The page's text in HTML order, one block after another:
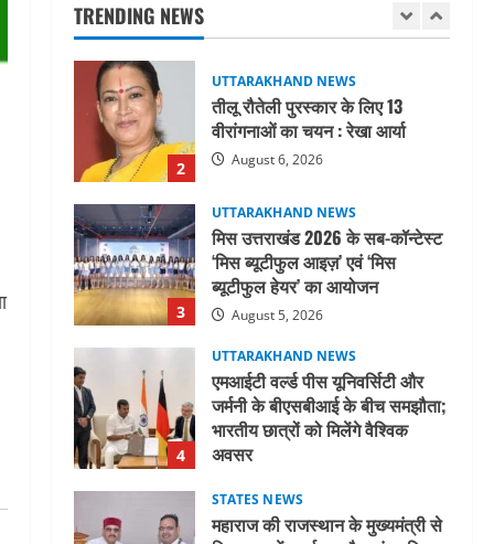
TRENDING NEWS
1
आपत्ति निस्तारण शिविर की व्यवस्थाओं
का लिया जायजा
August 6, 2026
2
UTTARAKHAND NEWS
तीलू रौतेली पुरस्कार के लिए 13
वीरांगनाओं का चयन : रेखा आर्या
August 6, 2026
3
UTTARAKHAND NEWS
मिस उत्तराखंड 2026 के सब-कॉन्टेस्ट
‘मिस ब्यूटीफुल आइज़’ एवं ‘मिस
ब्यूटीफुल हेयर’ का आयोजन
August 5, 2026
4
UTTARAKHAND NEWS
एमआईटी वर्ल्ड पीस यूनिवर्सिटी और
जर्मनी के बीएसबीआई के बीच समझौता;
भारतीय छात्रों को मिलेंगे वैश्विक
अवसर
STATES NEWS
महाराज की राजस्थान के मुख्यमंत्री से